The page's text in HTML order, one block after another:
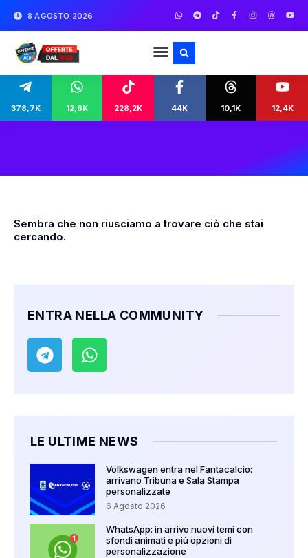
8 AGOSTO 2026
378,7K 12,6K 228,2K 44K 10,1K 12,4K
Sembra che non riusciamo a trovare ciò che stai
cercando.
ENTRA NELLA COMMUNITY
LE ULTIME NEWS
Volkswagen entra nel Fantacalcio:
arrivano Tribuna e Sala Stampa
personalizzate
6 Agosto 2026
WhatsApp: in arrivo nuovi temi con
sfondi animati e più opzioni di
personalizzazione